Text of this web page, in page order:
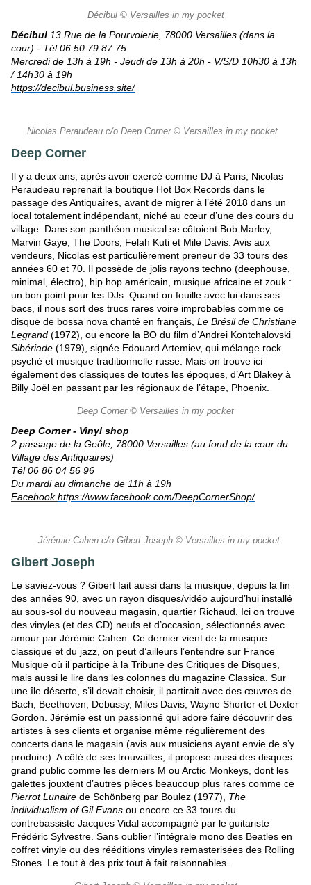
Décibul © Versailles in my pocket
Décibul 13 Rue de la Pourvoierie, 78000 Versailles (dans la
cour) - Tél 06 50 79 87 75
Mercredi de 13h à 19h - Jeudi de 13h à 20h - V/S/D 10h30 à 13h
/ 14h30 à 19h
https://decibul.business.site/
Nicolas Peraudeau c/o Deep Corner © Versailles in my pocket
Deep Corner
Il y a deux ans, après avoir exercé comme DJ à Paris, Nicolas
Peraudeau reprenait la boutique Hot Box Records dans le
passage des Antiquaires, avant de migrer à l’été 2018 dans un
local totalement indépendant, niché au cœur d’une des cours du
village. Dans son panthéon musical se côtoient Bob Marley,
Marvin Gaye, The Doors, Felah Kuti et Mile Davis. Avis aux
vendeurs, Nicolas est particulièrement preneur de 33 tours des
années 60 et 70. Il possède de jolis rayons techno (deephouse,
minimal, électro), hip hop américain, musique africaine et zouk :
un bon point pour les DJs. Quand on fouille avec lui dans ses
bacs, il nous sort des trucs rares voire improbables comme ce
disque de bossa nova chanté en français, Le Brésil de Christiane
Legrand (1972), ou encore la BO du film d’Andrei Kontchalovski
Sibériade (1979), signée Edouard Artemiev, qui mélange rock
psyché et musique traditionnelle russe. Mais on trouve ici
également des classiques de toutes les époques, d’Art Blakey à
Billy Joël en passant par les régionaux de l’étape, Phoenix.
Deep Corner © Versailles in my pocket
Deep Corner - Vinyl shop
2 passage de la Geôle, 78000 Versailles (au fond de la cour du
Village des Antiquaires)
Tél 06 86 04 56 96
Du mardi au dimanche de 11h à 19h
Facebookhttps://www.facebook.com/DeepCornerShop/
Jérémie Cahen c/o Gibert Joseph © Versailles in my pocket
Gibert Joseph
Le saviez-vous ? Gibert fait aussi dans la musique, depuis la fin
des années 90, avec un rayon disques/vidéo aujourd’hui installé
au sous-sol du nouveau magasin, quartier Richaud. Ici on trouve
des vinyles (et des CD) neufs et d’occasion, sélectionnés avec
amour par Jérémie Cahen. Ce dernier vient de la musique
classique et du jazz, on peut d’ailleurs l’entendre sur France
Musique où il participe à la Tribune des Critiques de Disques
mais aussi le lire dans les colonnes du magazine Classica. Sur
une île déserte, s’il devait choisir, il partirait avec des œuvres de
Bach, Beethoven, Debussy, Miles Davis, Wayne Shorter et Dexter
Gordon. Jérémie est un passionné qui adore faire découvrir des
artistes à ses clients et organise même régulièrement des
concerts dans le magasin (avis aux musiciens ayant envie de s’y
produire). A côté de ses trouvailles, il propose aussi des disques
grand public comme les derniers M ou Arctic Monkeys, dont les
galettes jouxtent d’autres pièces beaucoup plus rares comme ce
Pierrot Lunaire de Schönberg par Boulez (1977), The
individualism of Gil Evans ou encore ce 33 tours du
contrebassiste Jacques Vidal accompagné par le guitariste
Frédéric Sylvestre. Sans oublier l’intégrale mono des Beatles en
coffret vinyle ou des rééditions vinyles remasterisées des Rolling
Stones. Le tout à des prix tout à fait raisonnables.